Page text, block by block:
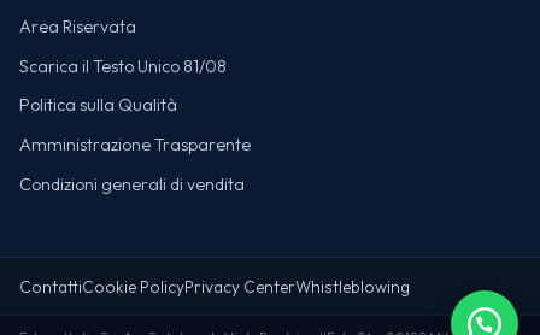
Area Riservata
Scarica il Testo Unico 81/08
Politica sulla Qualità
Amministrazione Trasparente
Condizioni generali di vendita
ContattiCookie PolicyPrivacy CenterWhistleblowing